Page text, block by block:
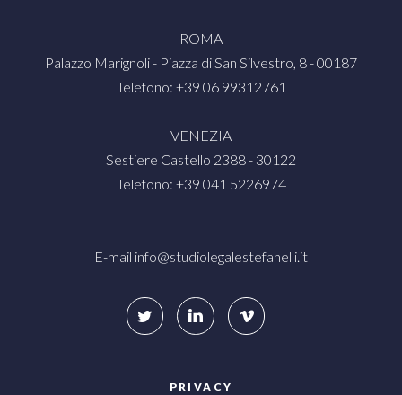
ROMA
Palazzo Marignoli - Piazza di San Silvestro, 8 - 00187
Telefono: +39 06 99312761
VENEZIA
Sestiere Castello 2388 - 30122
Telefono: +39 041 5226974
E-mail info@studiolegalestefanelli.it
PRIVACY